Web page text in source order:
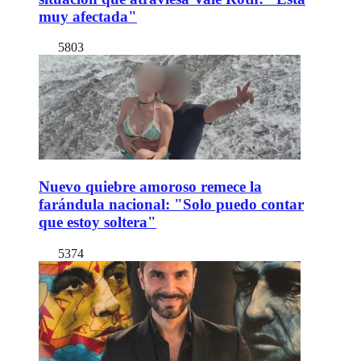
muy afectada"
5803
Nuevo quiebre amoroso remece la
farándula nacional: "Solo puedo contar
que estoy soltera"
5374